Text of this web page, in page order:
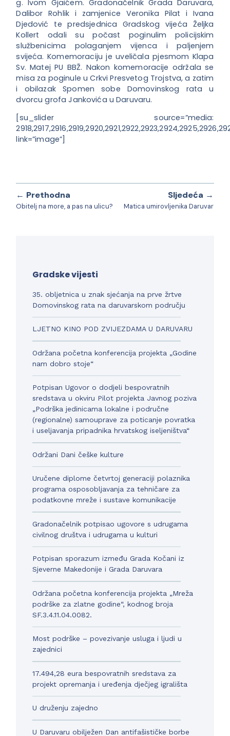
g. Ivom Gjaićem. Gradonačelnik Grada Daruvara,
Dalibor Rohlik i zamjenice Veronika Pilat i Ivana
Djedović te predsjednica Gradskog vijeća Željka
Kollert odali su počast poginulim policijskim
službenicima polaganjem vijenca i paljenjem
svijeća. Komemoraciju je uveličala pjesmom Klapa
Sv. Matej PU BBŽ. Nakon komemoracije održala se
misa za poginule u Crkvi Presvetog Trojstva, a zatim
i obilazak Spomen sobe Domovinskog rata u
dvorcu grofa Jankovića u Daruvaru.
[su_slider source=”media:
link=”image”]
← Prethodna
Obitelj na more, a pas na ulicu?
Sljedeća →
Matica umirovljenika Daruvar
Gradske vijesti
35. obljetnica u znak sjećanja na prve žrtve
Domovinskog rata na daruvarskom području
LJETNO KINO POD ZVIJEZDAMA U DARUVARU
Održana početna konferencija projekta „Godine
nam dobro stoje“
Potpisan Ugovor o dodjeli bespovratnih
sredstava u okviru Pilot projekta Javnog poziva
„Podrška jedinicama lokalne i područne
(regionalne) samouprave za poticanje povratka
i useljavanja pripadnika hrvatskog iseljeništva“
Održani Dani češke kulture
Uručene diplome četvrtoj generaciji polaznika
programa osposobljavanja za tehničare za
podatkovne mreže i sustave komunikacije
Gradonačelnik potpisao ugovore s udrugama
civilnog društva i udrugama u kulturi
Potpisan sporazum između Grada Kočani iz
Sjeverne Makedonije i Grada Daruvara
Održana početna konferencija projekta „Mreža
podrške za zlatne godine“, kodnog broja
SF.3.4.11.04.0082.
Most podrške – povezivanje usluga i ljudi u
zajednici
17.494,28 eura bespovratnih sredstava za
projekt opremanja i uređenja dječjeg igrališta
U druženju zajedno
U Daruvaru obilježen Dan antifašističke borbe